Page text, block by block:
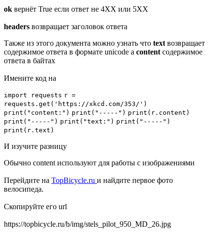
ok вернёт True если ответ не 4XX или 5XX
headers возвращает заголовок ответа
Также из этого документа можно узнать что text возвращает
содержимое ответа в формате unicode а content содержимое
ответа в байтах
Имените код на
import requests r =
requests. get ('https://xkcd.com/353/')
print ("content:") print ("-----") print (r.content)
print ("-----") print ("text:") print ("-----")
print (r.text)
И изучите разницу
Обычно content используют для работы с изображениями
Перейдите на TopBicycle.ru и найдите первое фото
велосипеда.
Скопируйте его url
https://topbicycle.ru/b/img/stels_pilot_950_MD_26.jpg